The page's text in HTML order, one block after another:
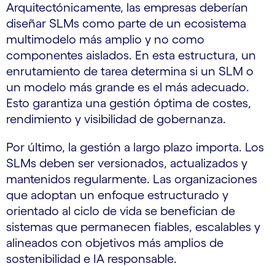
Arquitectónicamente, las empresas deberían
diseñar SLMs como parte de un ecosistema
multimodelo más amplio y no como
componentes aislados. En esta estructura, un
enrutamiento de tarea determina si un SLM o
un modelo más grande es el más adecuado.
Esto garantiza una gestión óptima de costes,
rendimiento y visibilidad de gobernanza.
Por último, la gestión a largo plazo importa. Los
SLMs deben ser versionados, actualizados y
mantenidos regularmente. Las organizaciones
que adoptan un enfoque estructurado y
orientado al ciclo de vida se benefician de
sistemas que permanecen fiables, escalables y
alineados con objetivos más amplios de
sostenibilidad e IA responsable.